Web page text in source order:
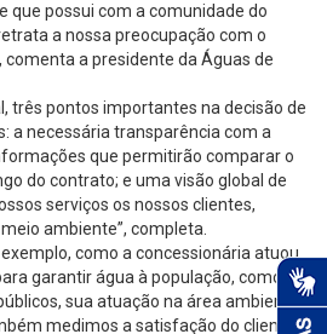
que possui com a comunidade do
a nossa preocupação com o
comenta a presidente da Águas de
três pontos importantes na decisão de
a necessária transparência com a
que permitirão comparar o
do contrato; e uma visão global de
serviços os nossos clientes,
ambiente”, completa.
como a concessionária atuou
garantir água à população, como se
sua atuação na área ambiental
medimos a satisfação do cliente